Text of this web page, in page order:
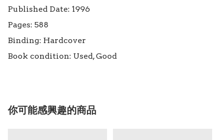
Published Date: 1996
Pages: 588
Binding: Hardcover
Book condition: Used, Good
你可能感興趣的商品